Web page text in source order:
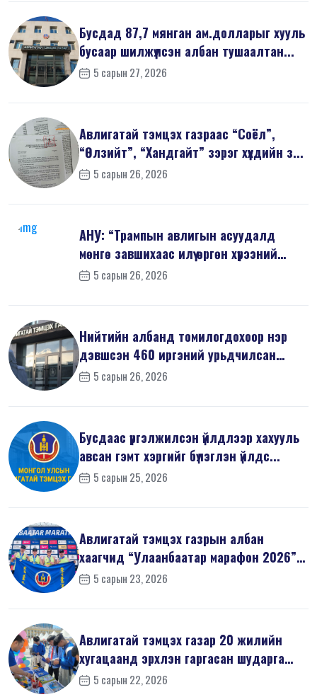
Бусдад 87,7 мянган ам.долларыг хууль
бусаар шилжүүлсэн албан тушаалтан...
5 сарын 27, 2026
Авлигатай тэмцэх газраас “Соёл”,
“Өлзийт”, “Хандгайт” зэрэг хүүхдийн з...
5 сарын 26, 2026
АНУ: “Трампын авлигын асуудалд
мөнгө завшихаас илүү өргөн хүрээний
шин...
5 сарын 26, 2026
Нийтийн албанд томилогдохоор нэр
дэвшсэн 460 иргэний урьдчилсан
мэдүүл...
5 сарын 26, 2026
Бусдаас үргэлжилсэн үйлдлээр хахууль
авсан гэмт хэргийг бүлэглэн үйлдс...
5 сарын 25, 2026
Авлигатай тэмцэх газрын албан
хаагчид “Улаанбаатар марафон 2026”-
д оро...
5 сарын 23, 2026
Авлигатай тэмцэх газар 20 жилийн
хугацаанд эрхлэн гаргасан шударга
ёсн...5 сарын 22, 2026